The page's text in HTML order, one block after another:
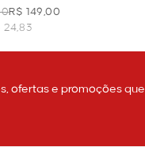
R$ 149,00
24,83
ofertas e promoções que